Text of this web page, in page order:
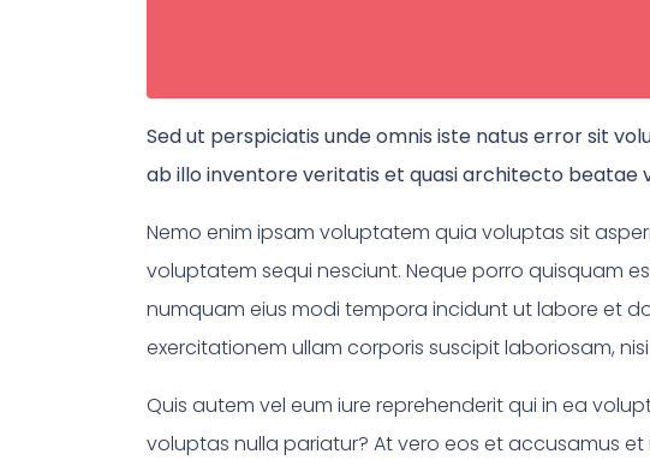
Sed ut perspiciatis unde omnis iste natus error sit
ab illo inventore veritatis et quasi architecto beatae
Nemo enim ipsam voluptatem quia voluptas sit
voluptatem sequi nesciunt. Neque porro quisquam
numquam eius modi tempora incidunt ut labore et
exercitationem ullam corporis suscipit laboriosam,
Quis autem vel eum iure reprehenderit qui in ea
voluptas nulla pariatur? At vero eos et accusamus